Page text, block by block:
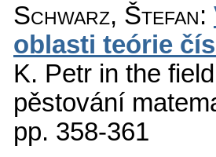
Schwarz, Štefan:
oblasti teórie
K. Petr in the
pěstování
pp. 358-361